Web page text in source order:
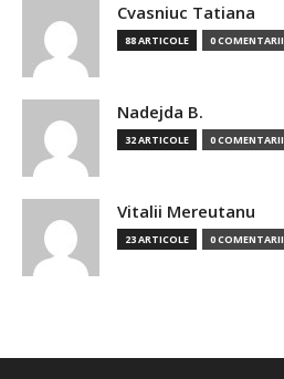
Cvasniuc Tatiana
88 ARTICOLE 0 COMENTARII
Nadejda B.
32 ARTICOLE 0 COMENTARII
Vitalii Mereutanu
23 ARTICOLE 0 COMENTARII